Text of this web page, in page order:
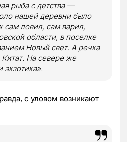
рыба с детства —
нашей деревни было
сам ловил, сам варил,
области, в поселке
Новый свет. А речка
Китат. На севере же
экзотика».
с уловом возникают